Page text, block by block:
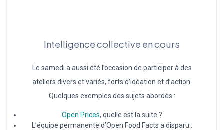
Intelligence collective en cours
Le samedi a aussi été l’occasion de participer à des
ateliers divers et variés, forts d’idéation et d’action.
Quelques exemples des sujets abordés :
Open Prices, quelle est la suite ?
L’équipe permanente d’Open Food Facts a disparu :